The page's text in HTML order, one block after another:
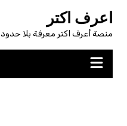
المحتوى
اعرف اكتر
منصة أعرف اكتر معرفة بلا حدود